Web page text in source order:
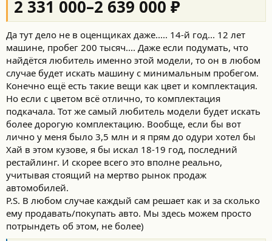
2 331 000–2 639 000 ₽
Да тут дело не в оценщиках даже..... 14-й год... 12 лет
машине, пробег 200 тысяч.... Даже если подумать, что
найдётся любитель именно этой модели, то он в любом
случае будет искать машину с минимальным пробегом.
Конечно ещё есть такие вещи как цвет и комплектация.
Но если с цветом всё отлично, то комплектация
подкачала. Тот же самый любитель модели будет искать
более дорогую комплектацию. Вообще, если бы вот
лично у меня было 3,5 млн и я прям до одури хотел бы
Хай в этом кузове, я бы искал 18-19 год, последний
рестайлинг. И скорее всего это вполне реально,
учитывая стоящий на мертво рынок продаж
автомобилей.
P.S. В любом случае каждый сам решает как и за сколько
ему продавать/покупать авто. Мы здесь можем просто
потрындеть об этом, не более)